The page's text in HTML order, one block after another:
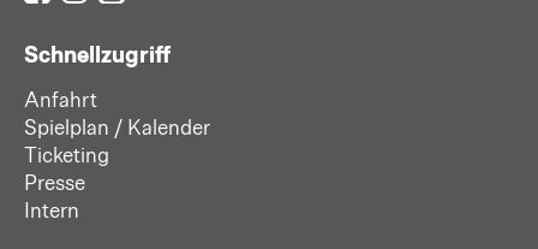
Schnellzugriff
Anfahrt
Spielplan / Kalender
Ticketing
Presse
Intern